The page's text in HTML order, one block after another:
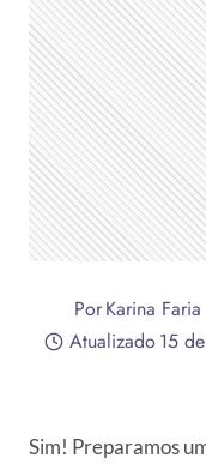
PorKarina Faria
Atualizado15
Sim! Preparamos